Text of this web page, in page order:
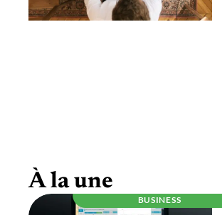
RÉGLEMENTATION
À la une
BUSINESS